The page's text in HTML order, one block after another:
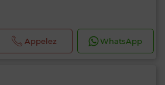
Appelez WhatsApp